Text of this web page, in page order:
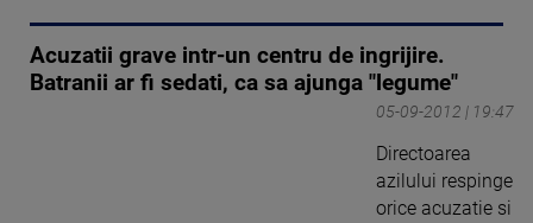
Acuzatii grave intr-un centru de ingrijire.
Batranii ar fi sedati, ca sa ajunga "legume"
05-09-2012 | 19:47
Directoarea
azilului respinge
orice acuzatie si